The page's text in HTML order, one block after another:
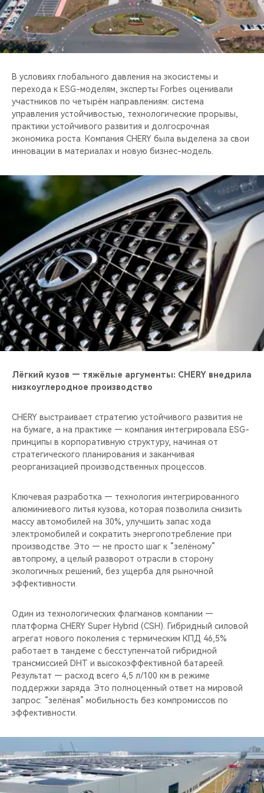
CHERY И СПОРТ
ВИДЕООБЗОРЫ
CHERY ДЛЯ ДЕТЕЙ
В условиях глобального давления на экосистемы и
перехода к ESG-моделям, эксперты Forbes оценивали
участников по четырём направлениям: система
управления устойчивостью, технологические прорывы,
практики устойчивого развития и долгосрочная
экономика роста. Компания CHERY была выделена за свои
инновации в материалах и новую бизнес-модель.
Лёгкий кузов — тяжёлые аргументы: CHERY внедрила
низкоуглеродное производство
CHERY выстраивает стратегию устойчивого развития не
на бумаге, а на практике — компания интегрировала ESG-
принципы в корпоративную структуру, начиная от
стратегического планирования и заканчивая
реорганизацией производственных процессов.
Ключевая разработка — технология интегрированного
алюминиевого литья кузова, которая позволила снизить
массу автомобилей на 30%, улучшить запас хода
электромобилей и сократить энергопотребление при
производстве. Это — не просто шаг к “зелёному”
автопрому, а целый разворот отрасли в сторону
экологичных решений, без ущерба для рыночной
эффективности.
Один из технологических флагманов компании —
платформа CHERY Super Hybrid (CSH). Гибридный силовой
агрегат нового поколения с термическим КПД 46,5%
работает в тандеме с бесступенчатой гибридной
трансмиссией DHT и высокоэффективной батареей.
Результат — расход всего 4,5 л/100 км в режиме
поддержки заряда. Это полноценный ответ на мировой
запрос: “зелёная” мобильность без компромиссов по
эффективности.